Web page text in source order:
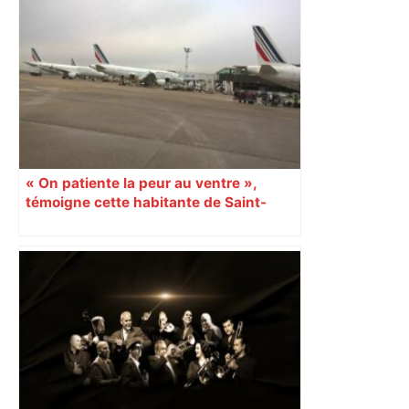
« On patiente la peur au ventre »,
témoigne cette habitante de Saint-